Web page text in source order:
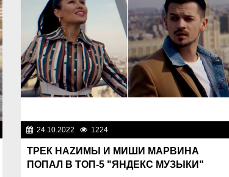
24.10.2022 1224
ТРЕК НАZИМЫ И МИШИ МАРВИНА
ПОПАЛ В ТОП-5 "ЯНДЕКС МУЗЫКИ"